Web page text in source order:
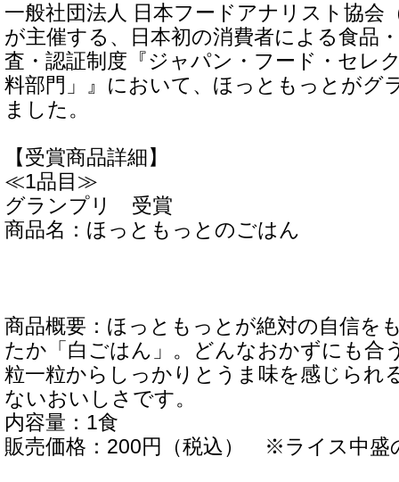
一般社団法人 日本フードアナリスト協会
が主催する、日本初の消費者による食品
査・認証制度『ジャパン・フード・セレ
料部門」』において、ほっともっとがグ
ました。
【受賞商品詳細】
≪1品目≫
グランプリ 受賞
商品名：ほっともっとのごはん
商品概要：ほっともっとが絶対の自信を
たか「白ごはん」。どんなおかずにも合
粒一粒からしっかりとうま味を感じられ
ないおいしさです。
内容量：1食
販売価格：200円（税込） ※ライス中盛